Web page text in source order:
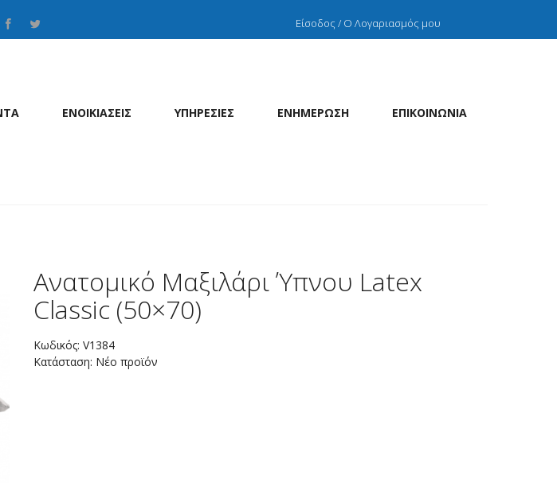
Είσοδος / Ο Λογαριασμός μου
ΕΝΟΙΚΙΑΣΕΙΣ ΥΠΗΡΕΣΙΕΣ ΕΝΗΜΕΡΩΣΗ ΕΠΙΚΟΙΝΩΝΙΑ
Ανατομικό Μαξιλάρι Ύπνου Latex
Classic (50×70)
Κωδικός: V1384
Κατάσταση: Νέο προϊόν